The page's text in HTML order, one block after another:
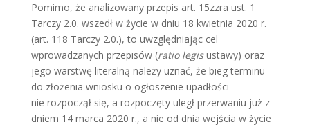
Pomimo, że analizowany przepis art. 15zzra ust. 1
Tarczy 2.0. wszedł w życie w dniu 18 kwietnia 2020 r.
(art. 118 Tarczy 2.0.), to uwzględniając cel
wprowadzanych przepisów (ratio legisustawy) oraz
jego warstwę literalną należy uznać, że bieg terminu
do złożenia wniosku o ogłoszenie upadłości
nie rozpoczął się, a rozpoczęty uległ przerwaniu już z
dniem 14 marca 2020 r., a nie od dnia wejścia w życie